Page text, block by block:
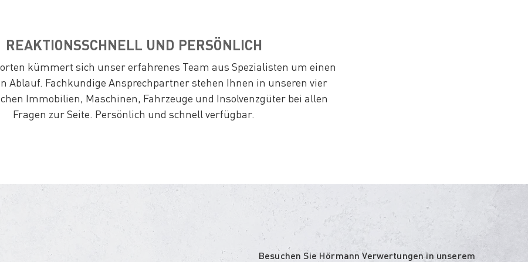
REAKTIONSSCHNELL UND PERSÖNLICH
kümmert sich unser erfahrenes Team aus Spezialisten um einen
Ablauf. Fachkundige Ansprechpartner stehen Ihnen in unseren vier
Immobilien, Maschinen, Fahrzeuge und Insolvenzgüter bei allen
Fragen zur Seite. Persönlich und schnell verfügbar.
Besuchen Sie Hörmann Verwertungen in unserem